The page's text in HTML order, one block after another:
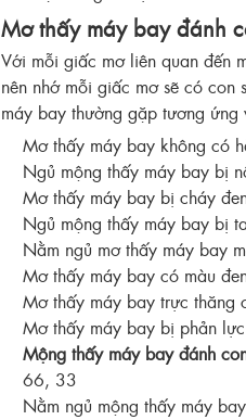
Mơ thấy máy bay đánh
Với mỗi giấc mơ liên quan đến
nên nhớ mỗi giấc mơ sẽ có
máy bay thường gặp tương
Mơ thấy máy bay không có
Ngủ mộng thấy máy bay bị
Mơ thấy máy bay bị cháy
Ngủ mộng thấy máy bay bị
Nằm ngủ mơ thấy máy bay
Mơ thấy máy bay có màu
Mơ thấy máy bay trực thăng
Mơ thấy máy bay bị phản
Mộng thấy máy bay đánh
66, 33
Nằm ngủ mộng thấy máy